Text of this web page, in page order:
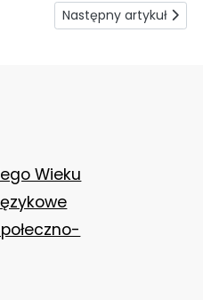
wpływ na starzenie -
Następny artykuł:
Następny artykuł
Wieku